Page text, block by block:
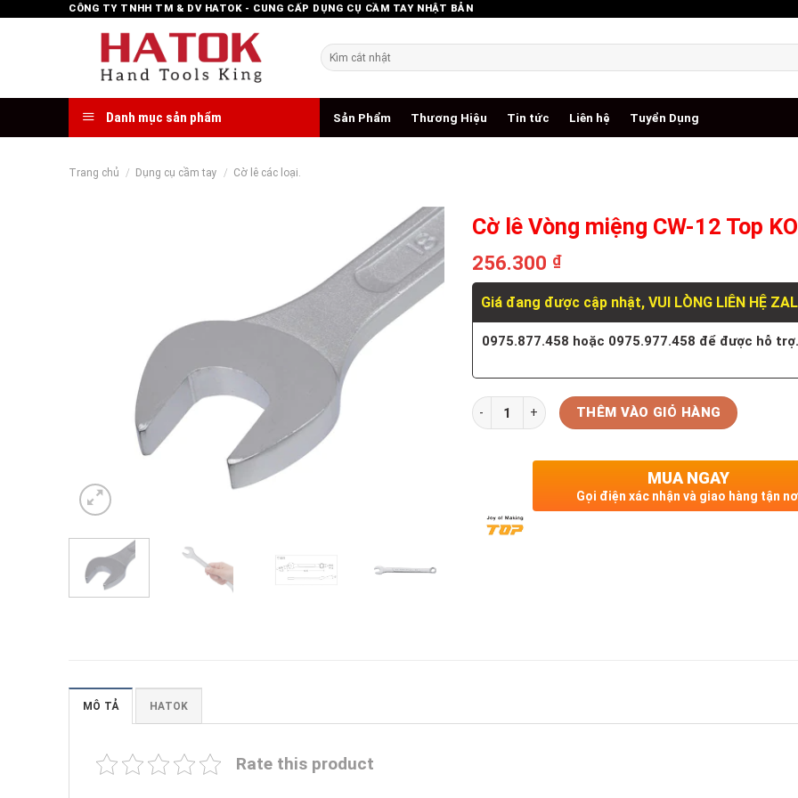
CÔNG TY TNHH TM & DV HATOK - CUNG CẤP DỤNG CỤ CẦM TAY NHẬT BẢN
Tìm
kiếm:
Danh mục sản phẩm Sản Phẩm Thương Hiệu Tin tức Liên hệ Tuyển Dụng
Trang chủ / Dụng cụ cầm tay / Cờ lê các loại.
Cờ lê Vòng miệng CW-12 Top
256.300 ₫
Giá đang được cập nhật, VUI LÒNG LIÊN HỆ
0975.877.458 hoặc 0975.977.458 để được hỗ
Số lượng THÊM VÀO GIỎ HÀNG
MUA NGAY
Gọi điện xác nhận và giao hàng tận
MÔ TẢ HATOK
Rate this product